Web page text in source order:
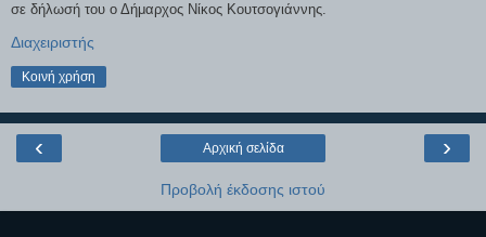
σε δήλωσή του ο Δήμαρχος Νίκος Κουτσογιάννης.
Διαχειριστής
Κοινή χρήση
‹ ›
Αρχική σελίδα
Προβολή έκδοσης ιστού